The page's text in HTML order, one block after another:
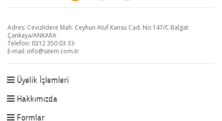
Adres: Cevizlidere Mah. Ceyhun Atuf Kansu Cad. No:147/C Balgat
Çankaya/ANKARA
Telefon: 0312 350 03 33
E-mail: info@sitem.com.tr
Üyelik İşlemleri
Hakkımızda
Formlar